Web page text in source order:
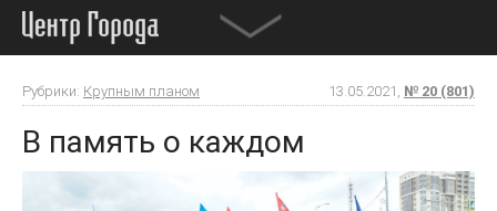
13.05.2021, № 20 (801)
Рубрики: Крупным планом
В память о каждом